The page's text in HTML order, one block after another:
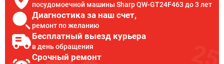
посудомоечной машины Sharp QW-GT24F463 до 3 лет
Диагностика за наш счет,
ремонт по желанию
Бесплатный выезд курьера
в день обращения
Срочный ремонт